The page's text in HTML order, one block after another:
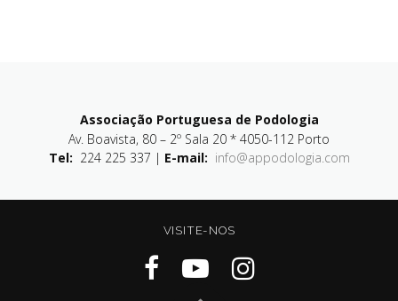
Associação Portuguesa de Podologia
Av. Boavista, 80 – 2º Sala 20 * 4050-112 Porto
Tel: 224 225 337 | E-mail: info@appodologia.com
VISITE-NOS